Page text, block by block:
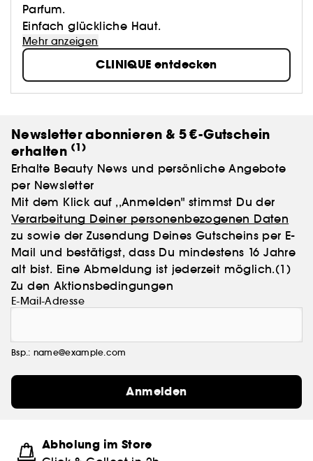
Parfum.
Einfach glückliche Haut.
Mehr anzeigen
CLINIQUE entdecken
Newsletter abonnieren & 5 €-Gutschein
erhalten (1)
Erhalte Beauty News und persönliche Angebote
per Newsletter
Mit dem Klick auf ,,Anmelden" stimmst Du der
Verarbeitung Deiner personenbezogenen Daten
zu sowie der Zusendung Deines Gutscheins per E-
Mail und bestätigst, dass Du mindestens 16 Jahre
alt bist. Eine Abmeldung ist jederzeit möglich.(1)
Zu den Aktionsbedingungen
E-Mail-Adresse
Bsp.: name@example.com
Anmelden
Abholung im Store